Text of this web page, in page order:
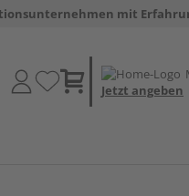
mit
Jetzt angeben